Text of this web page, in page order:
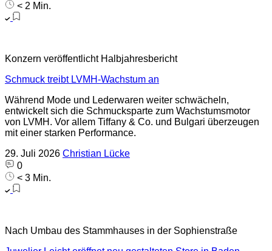
< 2 Min.
Konzern veröffentlicht Halbjahresbericht
Schmuck treibt LVMH-Wachstum an
Während Mode und Lederwaren weiter schwächeln,
entwickelt sich die Schmucksparte zum Wachstumsmotor
von LVMH. Vor allem Tiffany & Co. und Bulgari überzeugen
mit einer starken Performance.
29. Juli 2026 Christian Lücke
0
< 3 Min.
Nach Umbau des Stammhauses in der Sophienstraße